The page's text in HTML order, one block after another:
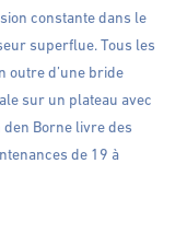
constante dans le
superflue. Tous les
outre d’une bride
sur un plateau avec
Borne livre des
de 19 à